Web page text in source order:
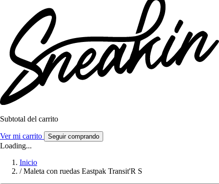
Subtotal del carrito
Ver mi carrito Seguir comprando
Loading...
Inicio
/ Maleta con ruedas Eastpak Transit'R S